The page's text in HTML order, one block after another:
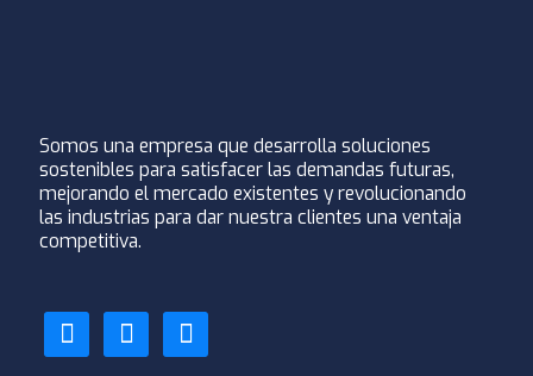
Somos una empresa que desarrolla soluciones
sostenibles para satisfacer las demandas futuras,
mejorando el mercado existentes y revolucionando
las industrias para dar nuestra clientes una ventaja
competitiva.
facebookinstagramwhatsapp